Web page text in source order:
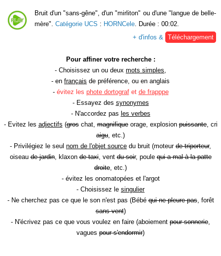
Bruit d'un "sans-gêne", d'un "mirliton" ou d'une "langue de belle-
mère". Catégorie UCS : HORNCele . Durée : 00:02.
+ d'infos &
Téléchargement
Pour affiner votre recherche :
- Choisissez un ou deux mots simples
- en français de préférence, ou en anglais
- évitez les phote dortografet de frapppe
- Essayez des synonymes
- N'accordez pas les verbes
- Evitez les adjectifs (groschat,magnifiqueorage, explosionpuissante, cri
aigu , etc.)
- Privilégiez le seul nom de l'objet source du bruit (moteur de triporteur,
oiseaude jardin, klaxonde taxi, ventdu soir, poulequi a mal à la patte
droite , etc.)
- évitez les onomatopées et l'argot
- Choisissez le singulier
- Ne cherchez pas ce que le son n'est pas (Bébéqui ne pleure pas, forêt
sans vent)
- N'écrivez pas ce que vous voulez en faire (aboiement pour sonnerie
vagues pour s'endormir)